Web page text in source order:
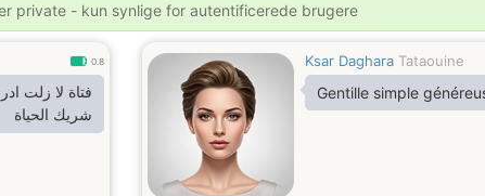
private - kun synlige for autentificerede brugere
0.8
فتاة لا زلت
شريك الحياة
Ksar Daghara Tataouine
Gentille simple